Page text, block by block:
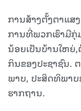
ການສ້າງຕັ້ງຕາແສ
ການທີ່ພວກເຮົາມີກຸ່
ນ້ອຍເປັນບ້ານໃຫຍ່
ກິນຂອງປະຊາຊົນ.
ພາບ, ປະສິດທິພາ
ຮາກຖານ.